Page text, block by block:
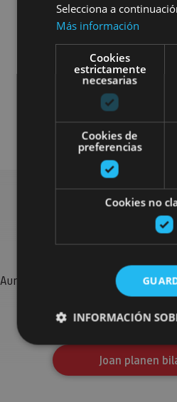
Localidades
Visitas
Bilatu
Aurkitu zure bidaia Nafarroan
jarduera antolatuak, bisitak
Joan planen
Selecciona a
Más información
Cookies
estrictamente
necesarias
Cookies de
preferencias
Cookies no
INFORMACIÓN
Cookies